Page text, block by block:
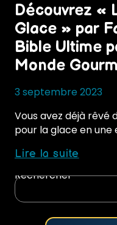
Découvrez «
Glace » par
Bible Ultime
Monde
3 septembre 2023
Vous avez déjà
pour la glace en
Lire la suite
Rechercher